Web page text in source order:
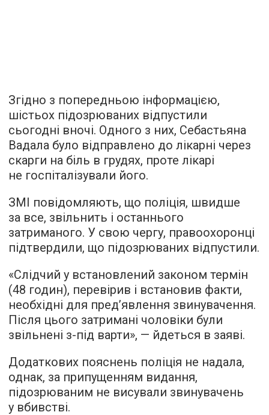
Згідно з попередньою інформацією,
шістьох підозрюваних відпустили
сьогодні вночі. Одного з них, Себастьяна
Вадала було відправлено до лікарні через
скарги на біль в грудях, проте лікарі
не госпіталізували його.
ЗМІ повідомляють, що поліція, швидше
за все, звільнить і останнього
затриманого. У свою чергу, правоохоронці
підтвердили, що підозрюваних відпустили.
«Слідчий у встановлений законом термін
(48 годин), перевірив і встановив факти,
необхідні для пред’явлення звинувачення.
Після цього затримані чоловіки були
звільнені з-під варти», — йдеться в заяві.
Додаткових пояснень поліція не надала,
однак, за припущенням видання,
підозрюваним не висували звинувачень
у вбивстві.